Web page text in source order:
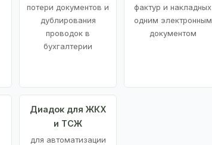
потери документов и
дублирования
проводок в
бухгалтерии
фактур и накладных
одним электронным
документом
Диадок для ЖКХ
и ТСЖ
для автоматизации